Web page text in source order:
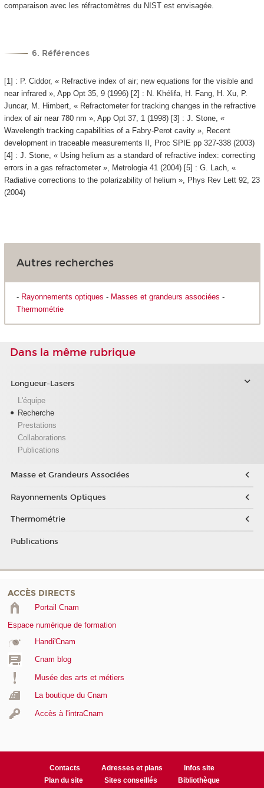
comparaison avec les réfractomètres du NIST est envisagée.
6. Références
[1] : P. Ciddor, « Refractive index of air; new equations for the visible and
near infrared », App Opt 35, 9 (1996) [2] : N. Khélifa, H. Fang, H. Xu, P.
Juncar, M. Himbert, « Refractometer for tracking changes in the refractive
index of air near 780 nm », App Opt 37, 1 (1998) [3] : J. Stone, «
Wavelength tracking capabilities of a Fabry-Perot cavity », Recent
development in traceable measurements II, Proc SPIE pp 327-338 (2003)
[4] : J. Stone, « Using helium as a standard of refractive index: correcting
errors in a gas refractometer », Metrologia 41 (2004) [5] : G. Lach, «
Radiative corrections to the polarizability of helium », Phys Rev Lett 92, 23
(2004)
Autres recherches
- Rayonnements optiques - Masses et grandeurs associées -
Thermométrie
Dans la même rubrique
Longueur-Lasers
L'équipe
Recherche
Prestations
Collaborations
Publications
Masse et Grandeurs Associées
Rayonnements Optiques
Thermométrie
Publications
ACCÈS DIRECTS
Portail Cnam
Espace numérique de formation
Handi'Cnam
Cnam blog
Musée des arts et métiers
La boutique du Cnam
Accès à l'intraCnam
Contacts Adresses et plans
Infos site
Plan du site
Sites conseillés Bibliothèque